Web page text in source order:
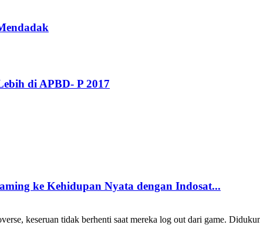
di APBD- P 2017
ke Kehidupan Nyata dengan Indosat...
keseruan tidak berhenti saat mereka log out dari game.